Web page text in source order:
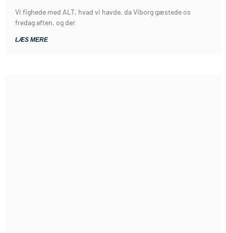
Vi fighede med ALT, hvad vi havde, da Viborg gæstede os
fredag aften, og der
LÆS MERE